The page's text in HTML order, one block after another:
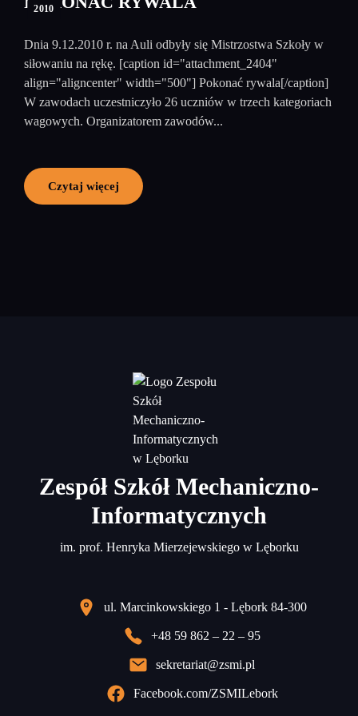
2010
Dnia 9.12.2010 r. na Auli odbyły się Mistrzostwa Szkoły w
siłowaniu na rękę. [caption id="attachment_2404"
align="aligncenter" width="500"] Pokonać rywala[/caption]
W zawodach uczestniczyło 26 uczniów w trzech kategoriach
wagowych. Organizatorem zawodów...
Czytaj więcej
Zespół Szkół Mechaniczno-
Informatycznych
im. prof. Henryka Mierzejewskiego w Lęborku
ul. Marcinkowskiego 1 - Lębork 84-300
+48 59 862 – 22 – 95
sekretariat@zsmi.pl
Facebook.com/ZSMILebork